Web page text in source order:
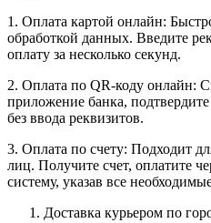
1. Оплата картой онлайн:
обработкой данных. Введите
оплату за несколько секунд.
2. Оплата по QR-коду онлайн:
приложение банка,
без ввода реквизитов.
3. Оплата по счету: Подходит
лиц. Получите счет, оплатите
систему, указав все
Доставка курьером по